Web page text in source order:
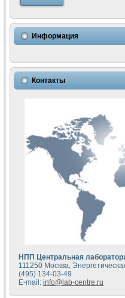
Использование
Исследовние
Математическое
Применение
Симуляция
Автоматизация
Разработка
Применение
Портативная
Использование
Устройство для
Передовые научные
Визуализация
Виртуальный
Исследование
Исследование
Метод
Недорогая
Применение
Расчет
Информация
Контакты
НПП Центральная
111250 Москва,
(495) 134-03-49
E-mail: info@lab-centre.ru